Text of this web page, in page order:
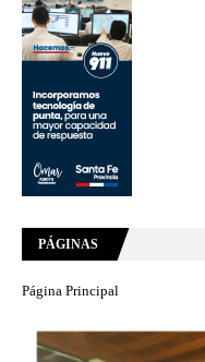
PÁGINAS
Página Principal